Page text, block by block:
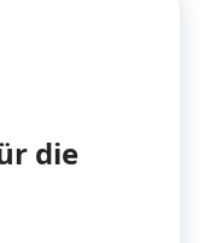
die